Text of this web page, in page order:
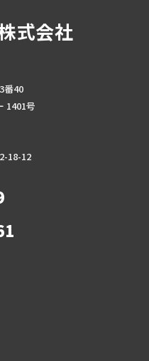
式会社
番40
1401号
18-12